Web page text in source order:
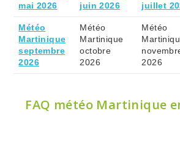
mai 2026
juin 2026
juillet
Météo
Martinique
septembre
2026
Météo
Martinique
octobre
2026
Météo
2026
FAQ météo Martinique